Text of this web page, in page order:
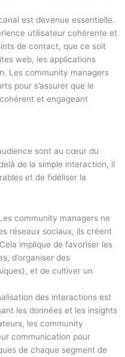
est devenue essentielle.
utilisateur cohérente et
de contact, que ce soit
web, les applications
Les community managers
pour s’assurer que le
et engageant
sont au cœur du
de la simple interaction, il
et de fidéliser la
community managers ne
réseaux sociaux, ils créent
implique de favoriser les
d’organiser des
et de cultiver un
des interactions est
les données et les insights
les community
communication pour
de chaque segment de